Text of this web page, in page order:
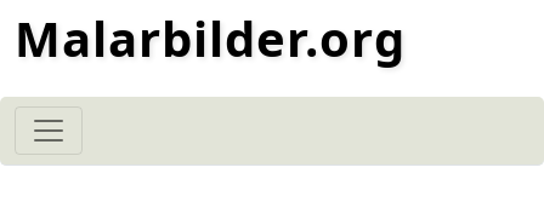
Malarbilder.org